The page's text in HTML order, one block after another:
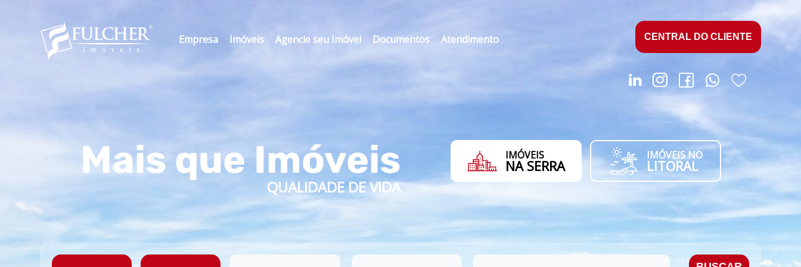
Empresa Imóveis Agencie seu Imóvel Documentos Atendimento CENTRAL DO CLIENTE
Mais que Imóveis
QUALIDADE DE VIDA
IMÓVEIS
NA SERRA
IMÓVEIS NO
LITORAL